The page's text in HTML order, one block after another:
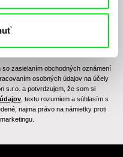
zasielaním obchodných oznámení
osobných údajov na účely
s.r.o. a potvrdzujem, že som si
, textu rozumiem a súhlasím s
najmä právo na námietky proti